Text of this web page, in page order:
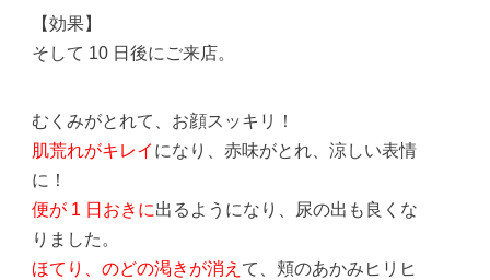
【効果】
そして 10 日後にご来店。
むくみがとれて、お顔スッキリ！
肌荒れがキレイ になり、赤味がとれ、涼しい表情
に！
便が 1 日おきに出るようになり、尿の出も良くな
りました。
ほてり、のどの渇きが消え て、頬のあかみヒリヒ